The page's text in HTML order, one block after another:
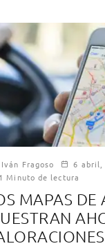
Iván Fragoso
6 abril,
1 Minuto de lectura
MAPAS DE